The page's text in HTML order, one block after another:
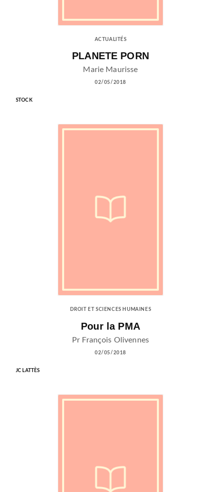
ACTUALITÉS
PLANETE PORN
Marie Maurisse
02/05/2018
STOCK
DROIT ET SCIENCES HUMAINES
Pour la PMA
Pr François Olivennes
02/05/2018
JC LATTÈS